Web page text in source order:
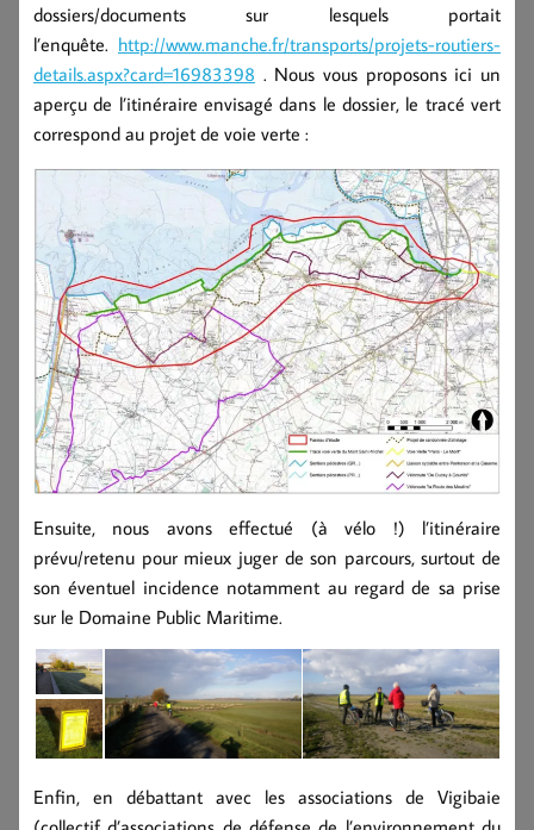
dossiers/documents sur lesquels portait
l’enquête. http://www.manche.fr/transports/projets-routiers-
details.aspx?card=16983398 . Nous vous proposons ici un
aperçu de l’itinéraire envisagé dans le dossier, le tracé vert
correspond au projet de voie verte :
Ensuite, nous avons effectué (à vélo !) l’itinéraire
prévu/retenu pour mieux juger de son parcours, surtout de
son éventuel incidence notamment au regard de sa prise
sur le Domaine Public Maritime.
Enfin, en débattant avec les associations de Vigibaie